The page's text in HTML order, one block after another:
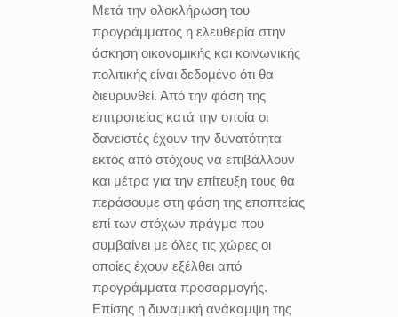
Μετά την ολοκλήρωση του
προγράμματος η ελευθερία στην
άσκηση οικονομικής και κοινωνικής
πολιτικής είναι δεδομένο ότι θα
διευρυνθεί. Από την φάση της
επιτροπείας κατά την οποία οι
δανειστές έχουν την δυνατότητα
εκτός από στόχους να επιβάλλουν
και μέτρα για την επίτευξη τους θα
περάσουμε στη φάση της εποπτείας
επί των στόχων πράγμα που
συμβαίνει με όλες τις χώρες οι
οποίες έχουν εξέλθει από
προγράμματα προσαρμογής.
Επίσης η δυναμική ανάκαμψη της